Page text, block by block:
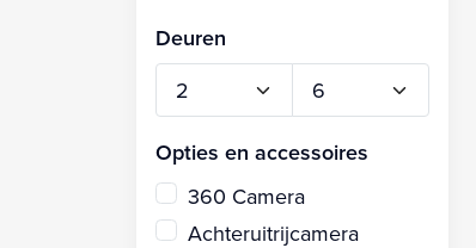
Deuren
Opties en accessoires
360 Camera
Achteruitrijcamera